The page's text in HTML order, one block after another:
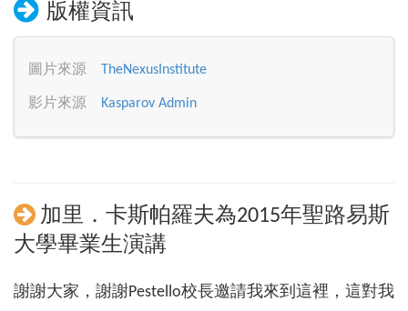
版權資訊
圖片來源 TheNexusInstitute
影片來源 Kasparov Admin
加里．卡斯帕羅夫為2015年聖路易斯
大學畢業生演講
謝謝大家，謝謝Pestello校長邀請我來到這裡，這對我